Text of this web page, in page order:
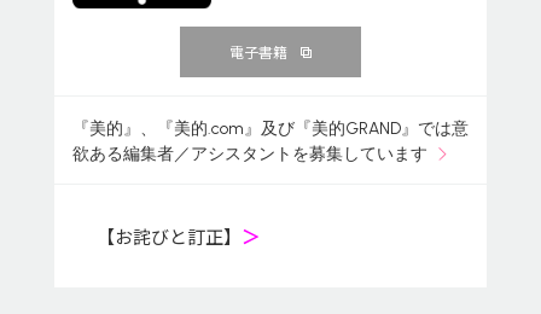
電子書籍
『美的』、『美的.com』及び『美的GRAND』では意
欲ある編集者／アシスタントを募集しています
【お詫びと訂正】 ＞